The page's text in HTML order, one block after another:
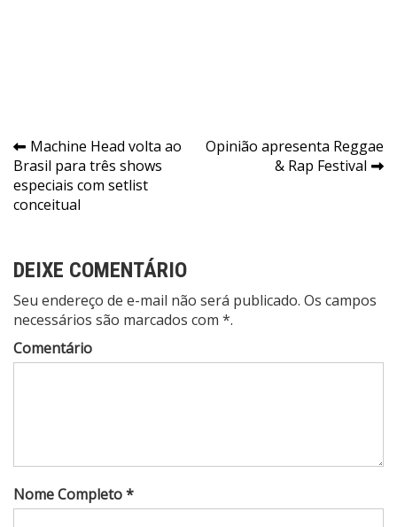
Navegação
de
Post
Machine Head volta ao
Brasil para três shows
especiais com setlist
conceitual
Opinião apresenta Reggae
& Rap Festival
DEIXE COMENTÁRIO
Seu endereço de e-mail não será publicado. Os campos
necessários são marcados com *.
Comentário
Nome Completo *